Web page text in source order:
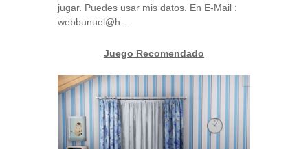
jugar. Puedes usar mis datos. En E-Mail :
webbunuel@h...
Juego Recomendado